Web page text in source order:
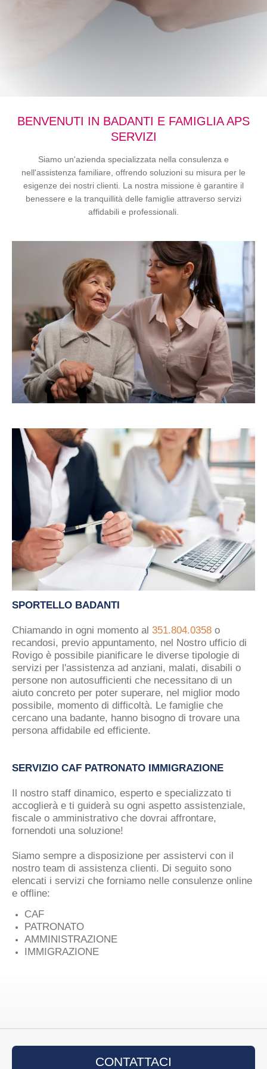
BENVENUTI IN BADANTI E FAMIGLIA APS
SERVIZI
Siamo un'azienda specializzata nella consulenza e
nell'assistenza familiare, offrendo soluzioni su misura per le
esigenze dei nostri clienti. La nostra missione è garantire il
benessere e la tranquillità delle famiglie attraverso servizi
affidabili e professionali.
SPORTELLO BADANTI
Chiamando in ogni momento al 351.804.0358 o
recandosi, previo appuntamento, nel Nostro ufficio di
Rovigo è possibile pianificare le diverse tipologie di
servizi per l'assistenza ad anziani, malati, disabili o
persone non autosufficienti che necessitano di un
aiuto concreto per poter superare, nel miglior modo
possibile, momento di difficoltà. Le famiglie che
cercano una badante, hanno bisogno di trovare una
persona affidabile ed efficiente.
SERVIZIO CAF PATRONATO IMMIGRAZIONE
Il nostro staff dinamico, esperto e specializzato ti
accoglierà e ti guiderà su ogni aspetto assistenziale,
fiscale o amministrativo che dovrai affrontare,
fornendoti una soluzione!
Siamo sempre a disposizione per assistervi con il
nostro team di assistenza clienti. Di seguito sono
elencati i servizi che forniamo nelle consulenze online
e offline:
CAF
PATRONATO
AMMINISTRAZIONE
IMMIGRAZIONE
CONTATTACI